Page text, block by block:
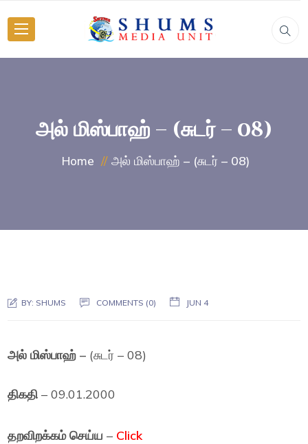
அல் மிஸ்பாஹ் – (சுடர் – 08)
Home அல் மிஸ்பாஹ் – (சுடர் – 08)
BY: SHUMS COMMENTS (0) JUN 4
அல் மிஸ்பாஹ் – (சுடர் – 08)
திகதி – 09.01.2000
தறவிறக்கம் செய்ய – Click